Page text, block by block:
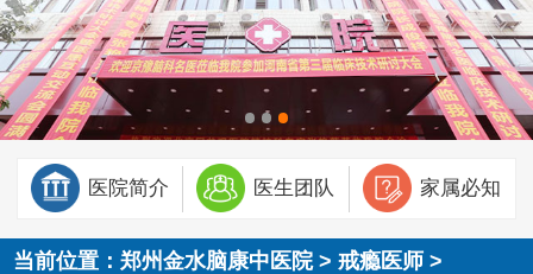
医院简介 医生团队 家属必知
当前位置：郑州金水脑康中医院>戒瘾医师 >